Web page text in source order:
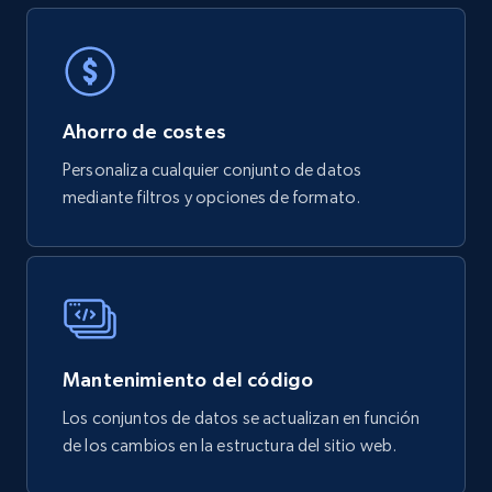
778+
mercadolivre.com.br products
URL, Product id, Title, Breadcrumbs, Category,
Google Play Store reviews
Ahorro de costes
Personaliza cualquier conjunto de datos
mediante filtros y opciones de formato.
Mantenimiento del código
Los conjuntos de datos se actualizan en función
de los cambios en la estructura del sitio web.